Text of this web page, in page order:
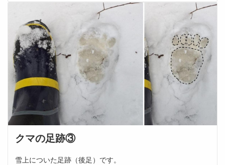
クマの足跡③
雪上についた足跡（後足）です。